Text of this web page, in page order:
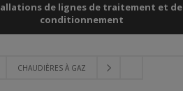
de lignes de traitement et de
conditionnement
CHAUDIÈRES À GAZ